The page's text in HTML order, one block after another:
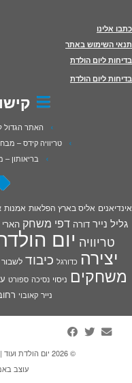
כתבו אלינו
תנאי השימוש באתר
בדיחות ליום הולדת
בדיחות ליום הולדת
האתר הגדול
טריוויה קידס –
בריאותון –
אינדיאנים אליס בארץ הפלאות אמנות
גליל נייר דורה דפי משחק
טריוויה יום
יצירה כדורגל כיבוד
משחקים ניסוי נסיכה ספורט
נייר קאובוי
© 2026 יום הולדת
עוצב